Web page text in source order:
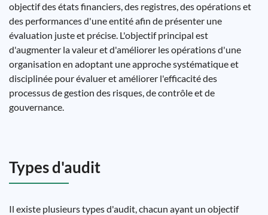
objectif des états financiers, des registres, des opérations et
des performances d'une entité afin de présenter une
évaluation juste et précise. L'objectif principal est
d'augmenter la valeur et d'améliorer les opérations d'une
organisation en adoptant une approche systématique et
disciplinée pour évaluer et améliorer l'efficacité des
processus de gestion des risques, de contrôle et de
gouvernance.
Types d'audit
Il existe plusieurs types d'audit, chacun ayant un objectif